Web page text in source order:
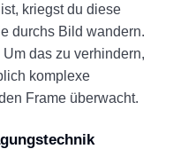
kriegst du diese
durchs Bild wandern.
das zu verhindern,
komplexe
Frame überwacht.